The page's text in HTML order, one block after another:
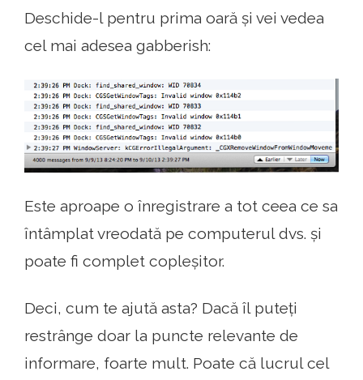
Deschide-l pentru prima oară și vei vedea
cel mai adesea gabberish:
Este aproape o înregistrare a tot ceea ce sa
întâmplat vreodată pe computerul dvs. și
poate fi complet copleșitor.
Deci, cum te ajută asta? Dacă îl puteți
restrânge doar la puncte relevante de
informare, foarte mult. Poate că lucrul cel